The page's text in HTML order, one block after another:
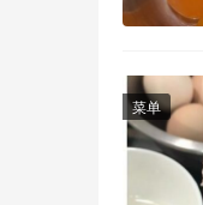
菜单